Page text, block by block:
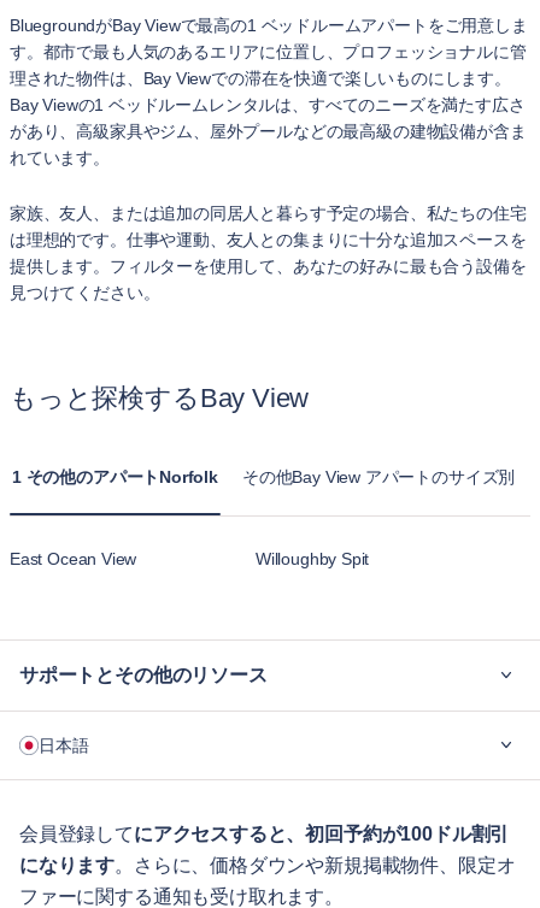
BluegroundがBay Viewで最高の1 ベッドルームアパートをご用意しま
す。都市で最も人気のあるエリアに位置し、プロフェッショナルに管
理された物件は、Bay Viewでの滞在を快適で楽しいものにします。
Bay Viewの1 ベッドルームレンタルは、すべてのニーズを満たす広さ
があり、高級家具やジム、屋外プールなどの最高級の建物設備が含ま
れています。
家族、友人、または追加の同居人と暮らす予定の場合、私たちの住宅
は理想的です。仕事や運動、友人との集まりに十分な追加スペースを
提供します。フィルターを使用して、あなたの好みに最も合う設備を
見つけてください。
もっと探検するBay View
1 その他のアパートNorfolk その他Bay View アパートのサイズ別
East Ocean View Willoughby Spit
サポートとその他のリソース
企業向け
ゲスト向け特典サービス
シティガイド
日本語
English
Português
会員登録してにアクセスすると、初回予約が100ドル割引
になります。さらに、価格ダウンや新規掲載物件、限定オ
ファーに関する通知も受け取れます。